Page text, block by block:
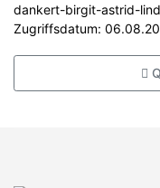
dankert-birgit-astrid-
Zugriffsdatum: